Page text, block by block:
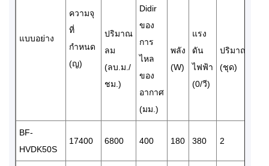
แบบอย่าง
ความจุ
ที่
กำหนด
(ญ)
ปริมาณ
ลม
(ลบ.ม./
ชม.)
Didir
ของ
การ
ไหล
ของ
อากาศ
(มม.)
พลัง
(W)
แรง
ดัน
ไฟฟ้า
(0/วี)
ปริมาณ
(ชุด)
BF-
HVDK50S
17400 6800 400 180 380 2